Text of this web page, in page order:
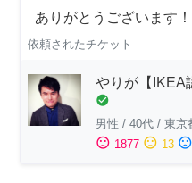
ありがとうございます！
依頼されたチケット
やりが【IKEA
check_circle
男性 / 40代 / 東京
sentiment_satisfied 1877 sentiment_neutral 13 sentiment_dissatisfied